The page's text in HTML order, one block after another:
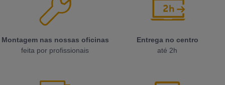
Montagem nas nossas oficinas
feita por profissionais
Entrega no centro
até 2h